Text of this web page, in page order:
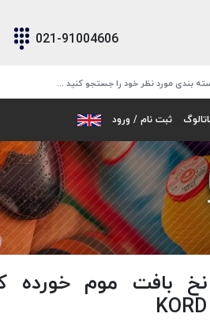
021-91004606
ثبت نام / ورود
KORD